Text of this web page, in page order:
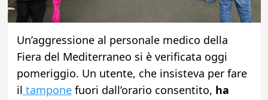
Un’aggressione al personale medico della
Fiera del Mediterraneo si è verificata oggi
pomeriggio. Un utente, che insisteva per fare
il tamponefuori dall’orario consentito, ha